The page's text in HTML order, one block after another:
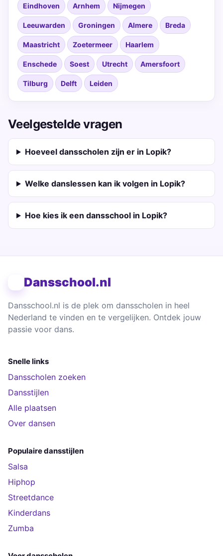
Eindhoven Arnhem Nijmegen
Leeuwarden Groningen Almere Breda
Maastricht Zoetermeer Haarlem
Enschede Soest Utrecht Amersfoort
Tilburg Delft Leiden
Veelgestelde vragen
Hoeveel dansscholen zijn er in Lopik?
Welke danslessen kan ik volgen in Lopik?
Hoe kies ik een dansschool in Lopik?
Dansschool.nl
Dansschool.nl is de plek om dansscholen in heel
Nederland te vinden en te vergelijken. Ontdek jouw
passie voor dans.
Snelle links
Dansscholen zoeken
Dansstijlen
Alle plaatsen
Over dansen
Populaire dansstijlen
Salsa
Hiphop
Streetdance
Kinderdans
Zumba